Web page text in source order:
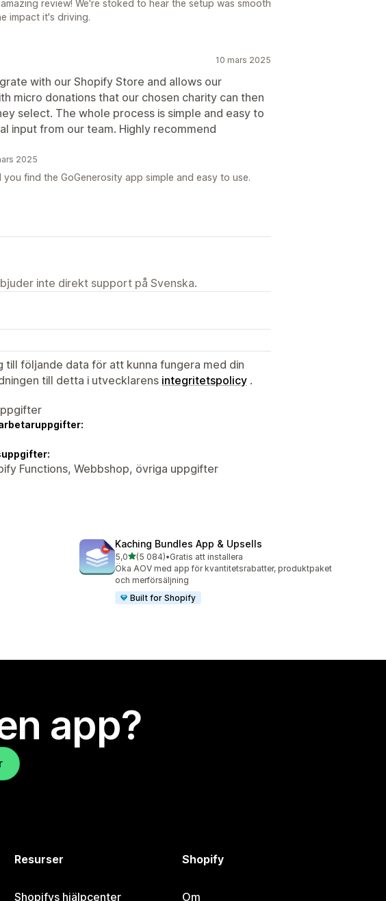
review! We're stoked to hear the setup was smooth
impact it's driving.
10 mars 2025
with our Shopify Store and allows our
micro donations that our chosen charity can then
select. The whole process is simple and easy to
input from our team. Highly recommend
2025
you find the GoGenerosity app simple and easy to use.
inte direkt support på Svenska.
till följande data för att kunna fungera med din
till detta i utvecklarens integritetspolicy .
Functions, Webbshop, övriga uppgifter
Kaching Bundles App & Upsells
5,0av 5 stjärnor
(5 084)
5084 recensioner totalt
•Gratis att installera
Öka AOV med app för kvantitetsrabatter, produktpaket
och merförsäljning
Built for Shopify
app?
Resurser
Shopifys hjälpcenter
Shopify
Om